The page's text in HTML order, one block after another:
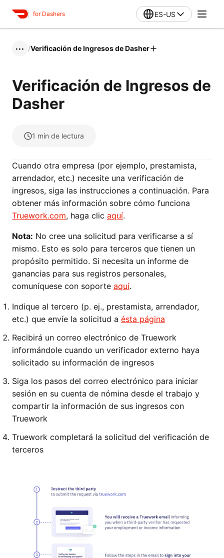
for Dashers ES-US
••• /Verificación de Ingresos de Dasher
Verificación de Ingresos de
Dasher
1 min de lectura
Cuando otra empresa (por ejemplo, prestamista,
arrendador, etc.) necesite una verificación de
ingresos, siga las instrucciones a continuación. Para
obtener más información sobre cómo funciona
Truework.com, haga clic aquí.
Nota: No cree una solicitud para verificarse a sí
mismo. Esto es solo para terceros que tienen un
propósito permitido. Si necesita un informe de
ganancias para sus registros personales,
comuníquese con soporte aquí.
Indique al tercero (p. ej., prestamista, arrendador,
etc.) que envíe la solicitud a ésta página
Recibirá un correo electrónico de Truework
informándole cuando un verificador externo haya
solicitado su información de ingresos
Siga los pasos del correo electrónico para iniciar
sesión en su cuenta de nómina desde el trabajo y
compartir la información de sus ingresos con
Truework
Truework completará la solicitud del verificación de
terceros